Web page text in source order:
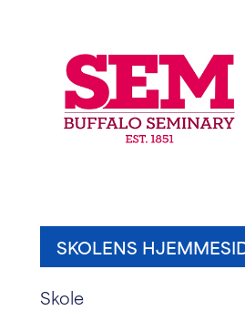
SKOLENS
Skole